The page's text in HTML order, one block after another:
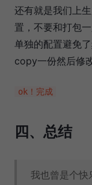
还有就是我们上
置，不要和打包
单独的配置避免
copy一份然后修
ok！完成
四、总结
我也曾是个快